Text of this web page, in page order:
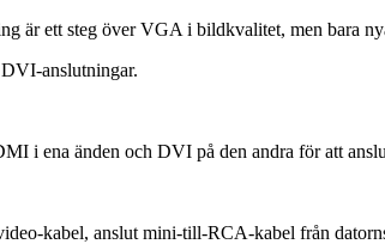
är ett steg över VGA i bildkvalitet, men bara
anslutningar.
i ena änden och DVI på den andra för att
kabel, anslut mini-till-RCA-kabel från